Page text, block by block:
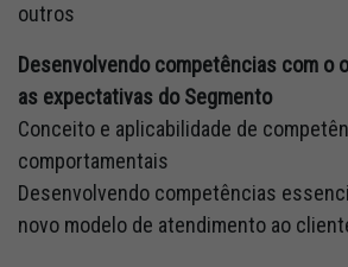
outros
Desenvolvendo competências com o
as expectativas do Segmento
Conceito e aplicabilidade de
comportamentais
Desenvolvendo competências
novo modelo de atendimento ao